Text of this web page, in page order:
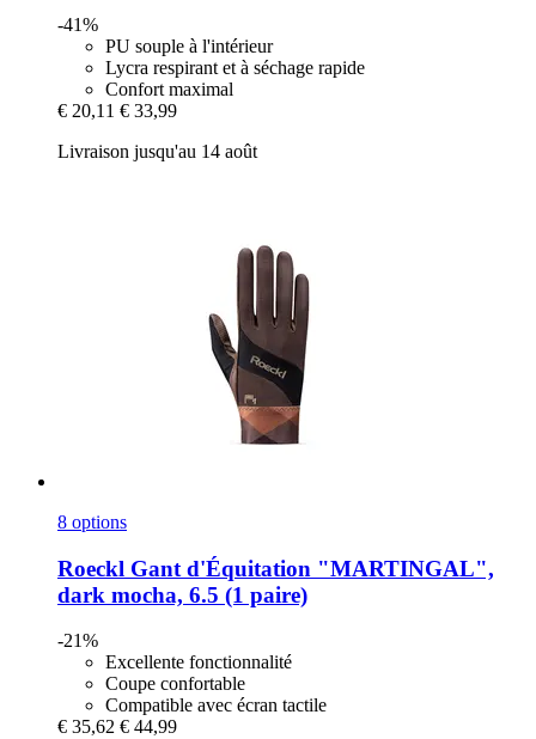
-41%
PU souple à l'intérieur
Lycra respirant et à séchage rapide
Confort maximal
€ 20,11 € 33,99
Livraison jusqu'au 14 août
8 options
Roeckl Gant d'Équitation "MARTINGAL",
dark mocha, 6.5 (1 paire)
-21%
Excellente fonctionnalité
Coupe confortable
Compatible avec écran tactile
€ 35,62 € 44,99